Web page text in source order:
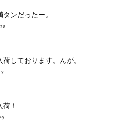
ンだったー。
しております。んが。
！